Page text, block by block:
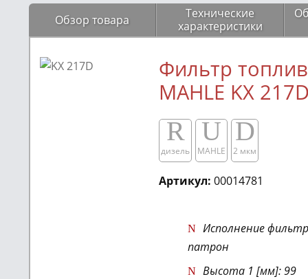
Обзор товара
Технические
характеристики
Фильтр
MAHLE KX
R
дизель
U
MAHLE
D
2 мкм
Артикул: 00014781
Исполнение
патрон
Высота 1 [мм]: 99